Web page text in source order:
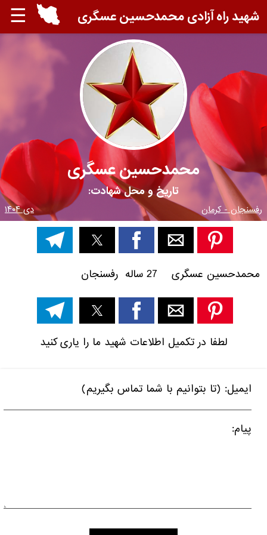
☰ شهید راه آزادی محمدحسین عسگری
محمدحسین عسگری
تاریخ و محل شهادت:
رفسنجان - کرمان دی ۱۴۰۴
محمدحسین عسگری 27 ساله رفسنجان
لطفا در تکمیل اطلاعات شهید ما را یاری کنید
ایمیل: (تا بتوانیم با شما تماس بگیریم)
پیام: